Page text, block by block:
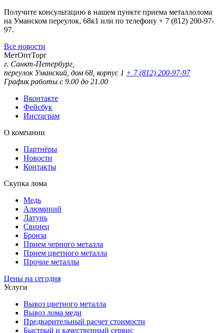
Получите консультацию в нашем пункте приема металлолома
на Уманском переулок, 68к1 или по телефону + 7 (812) 200-97-
97.
Все новости
МетОптТорг
г. Санкт-Петербург,
переулок Уманский, дом 68, корпус 1 + 7 (812) 200-97-97
График работы с 9.00 до 21.00
Вконтакте
Фейсбук
Инстаграм
О компании
Партнёры
Новости
Контакты
Скупка лома
Медь
Алюминий
Латунь
Свинец
Бронза
Прием черного металла
Прием цветного металла
Прочие металлы
Цены на сегодня
Услуги
Вывоз цветного металла
Вывоз лома меди
Предварительный расчет стоимости
Быстрый и качественный сервис